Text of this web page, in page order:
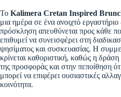
Το Kalimera Cretan Inspired
μια ημέρα σε ένα ανοιχτό
πρόσκληση απευθύνεται προς κάθε
επιθυμεί να συνεισφέρει στη
ψησίματος και συσκευασίας. Η
κρίνεται καθοριστική, καθώς η
της προσφοράς και στην πεποίθηση
μπορεί να επιφέρει ουσιαστικές
κοινότητα.